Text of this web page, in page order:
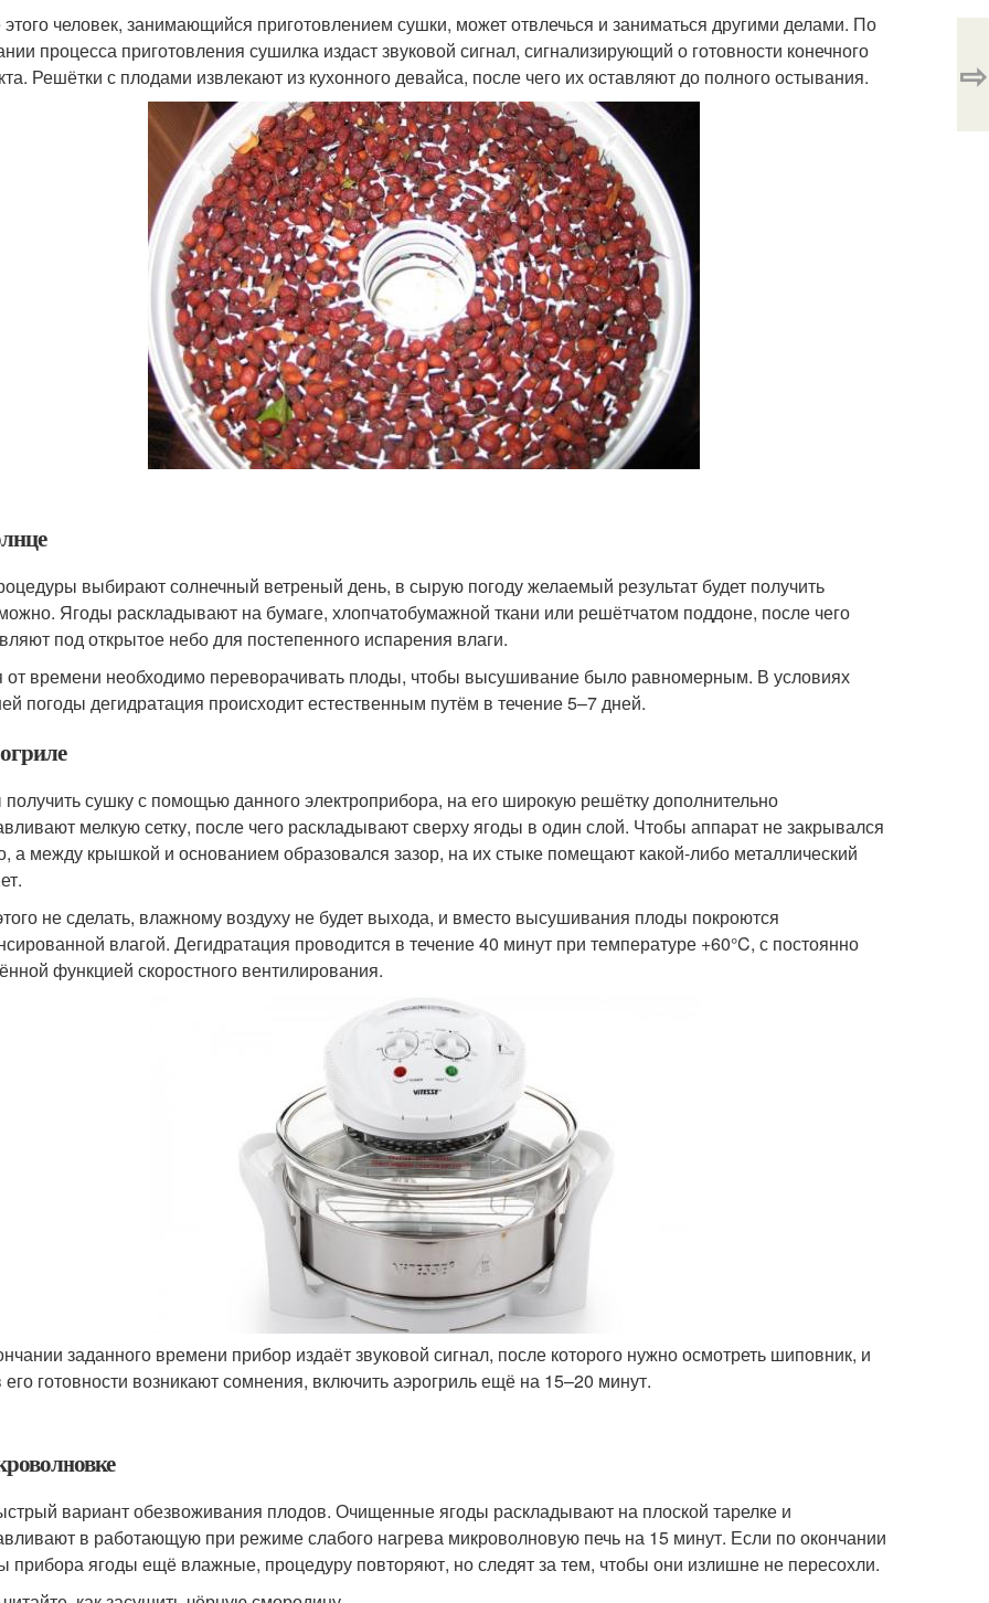
человек, занимающийся приготовлением сушки, может отвлечься и заниматься другими делами. По
процесса приготовления сушилка издаст звуковой сигнал, сигнализирующий о готовности конечного
Решётки с плодами извлекают из кухонного девайса, после чего их оставляют до полного остывания.
выбирают солнечный ветреный день, в сырую погоду желаемый результат будет получить
Ягоды раскладывают на бумаге, хлопчатобумажной ткани или решётчатом поддоне, после чего
под открытое небо для постепенного испарения влаги.
от времени необходимо переворачивать плоды, чтобы высушивание было равномерным. В условиях
погоды дегидратация происходит естественным путём в течение 5–7 дней.
сушку с помощью данного электроприбора, на его широкую решётку дополнительно
мелкую сетку, после чего раскладывают сверху ягоды в один слой. Чтобы аппарат не закрывался
а между крышкой и основанием образовался зазор, на их стыке помещают какой-либо металлический
не сделать, влажному воздуху не будет выхода, и вместо высушивания плоды покроются
влагой. Дегидратация проводится в течение 40 минут при температуре +60°C, с постоянно
функцией скоростного вентилирования.
заданного времени прибор издаёт звуковой сигнал, после которого нужно осмотреть шиповник, и
его готовности возникают сомнения, включить аэрогриль ещё на 15–20 минут.
вариант обезвоживания плодов. Очищенные ягоды раскладывают на плоской тарелке и
в работающую при режиме слабого нагрева микроволновую печь на 15 минут. Если по окончании
прибора ягоды ещё влажные, процедуру повторяют, но следят за тем, чтобы они излишне не пересохли.
⇨